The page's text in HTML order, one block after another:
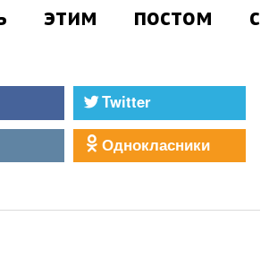
этим постом с
Twitter
Однокласники